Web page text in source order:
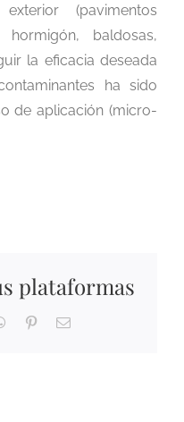
(pavimentos
baldosas,
la eficacia deseada
ha sido
de aplicación (micro-
plataformas
WhatsApp
PinterestCorreo